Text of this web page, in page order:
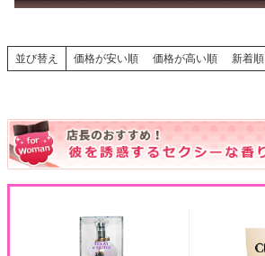
並び替え 価格が安い順 価格が高い順 新着順